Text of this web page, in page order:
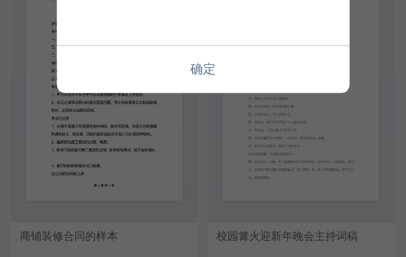
商铺装修合同的样本 校园篝火迎新年晚会主持词稿
确定